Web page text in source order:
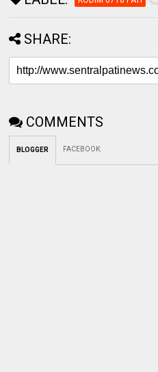
SHARE:
COMMENTS
BLOGGER FACEBOOK: